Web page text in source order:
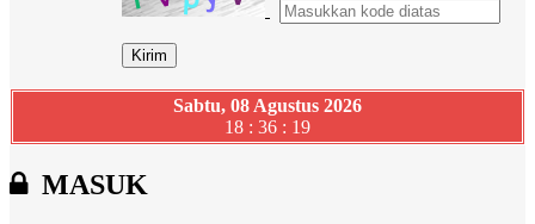
Sabtu, 08 Agustus 2026
18 : 36 : 20
MASUK